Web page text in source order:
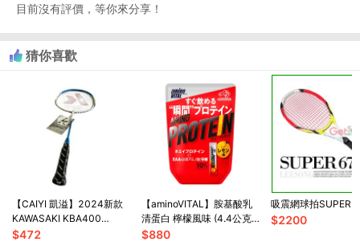
目前沒有評價，等你來分享！
猜你喜歡
【CAIYI 凱溢】2024新款
KAWASAKI KBA400
K.BABY 兒童鋁羽球拍 已穿
$472
【aminoVITAL】胺基酸乳
清蛋白 檸檬風味 (4.4公克 *
10小包)
$880
吸震網球拍SUPER
$2200